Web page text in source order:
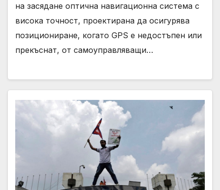
на засядане оптична навигационна система с
висока точност, проектирана да осигурява
позициониране, когато GPS е недостъпен или
прекъснат, от самоуправляващи…